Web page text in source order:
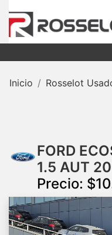
Inicio Rosselot
FORD
1.5 AUT
Precio: